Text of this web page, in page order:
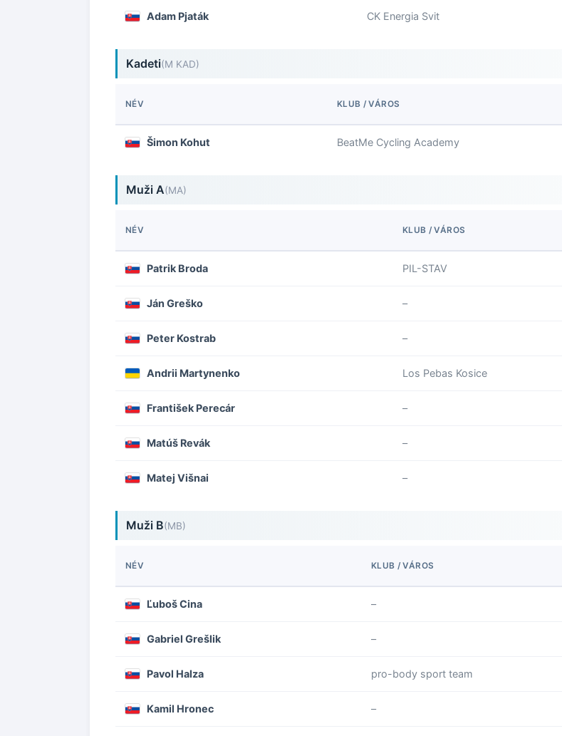
Adam Pjaták CK Energia Svit
Kadeti(M KAD)
NÉV KLUB / VÁROS
Šimon Kohut BeatMe Cycling Academy
Muži A(MA)
NÉV KLUB / VÁROS
Patrik Broda PIL-STAV
Ján Greško –
Peter Kostrab –
Andrii Martynenko Los Pebas Kosice
František Perecár –
Matúš Revák –
Matej Višnai –
Muži B(MB)
NÉV KLUB / VÁROS
Ľuboš Cina –
Gabriel Grešlik –
Pavol Halza pro-body sport team
Kamil Hronec –